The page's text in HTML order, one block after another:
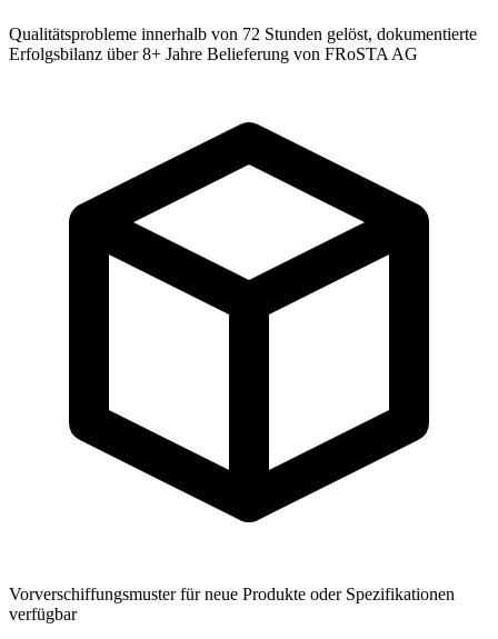
Qualitätsprobleme innerhalb von 72 Stunden gelöst, dokumentierte
Erfolgsbilanz über 8+ Jahre Belieferung von FRoSTA AG
Vorverschiffungsmuster für neue Produkte oder Spezifikationen
verfügbar